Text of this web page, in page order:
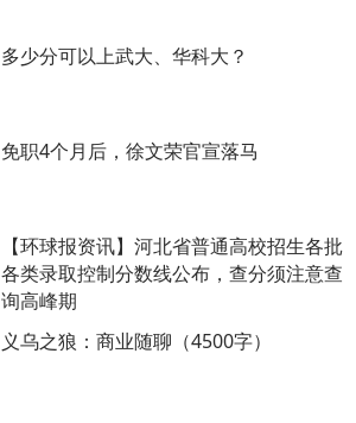
多少分可以上武大、华科大？
免职4个月后，徐文荣官宣落马
【环球报资讯】河北省普通高校招生各批
各类录取控制分数线公布，查分须注意查
询高峰期
义乌之狼：商业随聊（4500字）